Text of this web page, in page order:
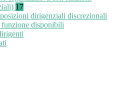
17
dirigenziali discrezionali
funzione disponibili